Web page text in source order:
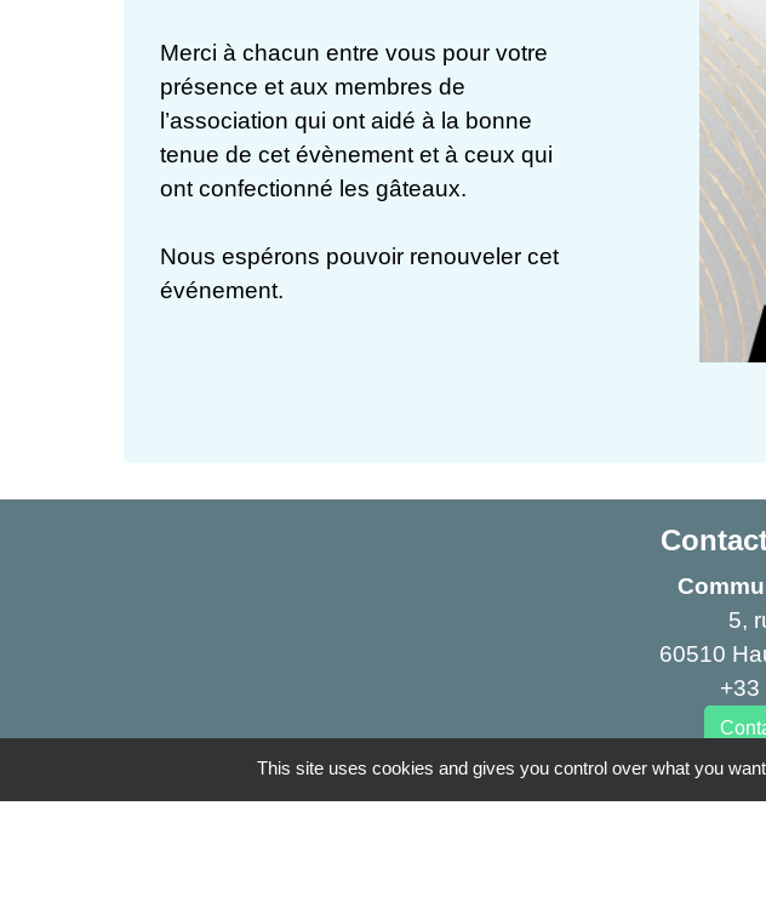
Merci à chacun entre vous pour votre
présence et aux membres de
l’association qui ont aidé à la bonne
tenue de cet évènement et à ceux qui
ont confectionné les gâteaux.
Nous espérons pouvoir renouveler cet
événement.
5,
60510
+33
This site uses cookies and gives you control over what you